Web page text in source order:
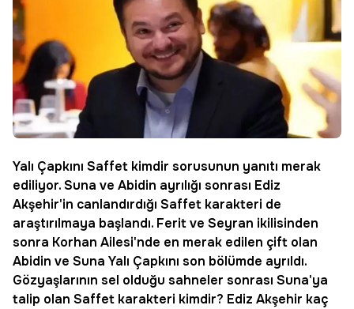
Yalı Çapkını Saffet kimdir sorusunun yanıtı merak
ediliyor. Suna ve Abidin ayrılığı sonrası Ediz
Akşehir'in canlandırdığı Saffet karakteri de
araştırılmaya başlandı. Ferit ve Seyran ikilisinden
sonra Korhan Ailesi'nde en merak edilen çift olan
Abidin ve Suna Yalı Çapkını son bölümde ayrıldı.
Gözyaşlarının sel olduğu sahneler sonrası Suna'ya
talip olan Saffet karakteri kimdir? Ediz Akşehir kaç